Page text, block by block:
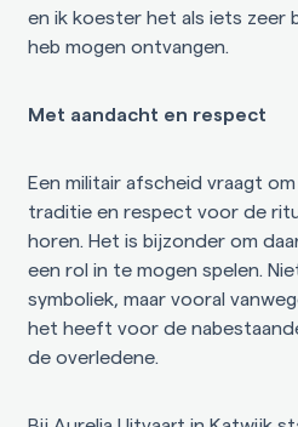
en ik koester het als iets zeer
heb mogen ontvangen.
Met aandacht en respect
Een militair afscheid vraagt
traditie en respect voor de
horen. Het is bijzonder om
een rol in te mogen spelen.
symboliek, maar vooral
het heeft voor de
de overledene.